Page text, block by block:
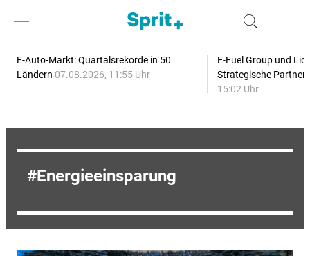
E-Auto-Markt: Quartalsrekorde in 50
Ländern 07.08.2026, 11:55 Uhr
E-Fuel Group und
Strategische
15:02 Uhr
Energieeinsparung